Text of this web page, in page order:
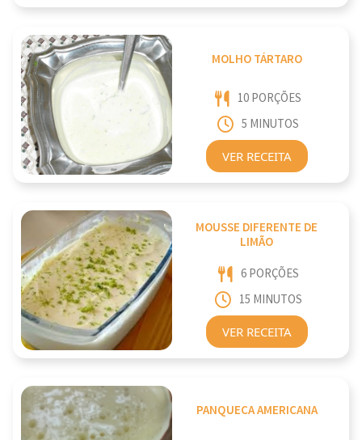
MOLHO TÁRTARO
10 PORÇÕES
5 MINUTOS
VER RECEITA
MOUSSE DIFERENTE DE
LIMÃO
6 PORÇÕES
15 MINUTOS
VER RECEITA
PANQUECA AMERICANA